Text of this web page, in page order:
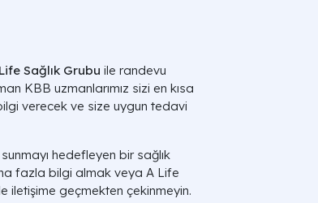
Sağlık Grubu ile randevu
KBB uzmanlarımız sizi en kısa
verecek ve size uygun tedavi
hedefleyen bir sağlık
fazla bilgi almak veya A Life
iletişime geçmekten çekinmeyin.